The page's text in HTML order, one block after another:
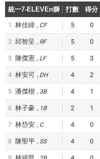
統一7-ELEVEn獅 打數 得分
1 林佳緯 CF 5 0
2 邱智呈 RF 5 0
3 陳傑憲 LF 5 3
4 林安可 DH 4 2
5 潘傑楷 3B 4 1
6 林子豪 1B 2 1
7 林岱安 C 4 0
8 陳聖平 SS 4 0